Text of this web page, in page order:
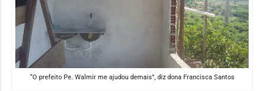
“O prefeito Pe. Walmir me ajudou demais”, diz dona Francisca Santos